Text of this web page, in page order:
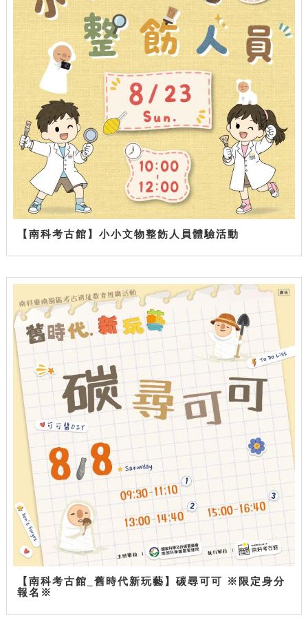
【南科考古館】小小文物整飭人員體驗活動
【南科考古館_舊時代新玩藝】碳尋可可 ※限定身分
報名※